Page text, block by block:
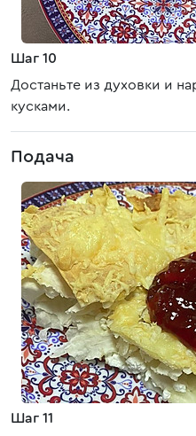
Шаг 10
Достаньте из духовки и
кусками.
Подача
Шаг 11